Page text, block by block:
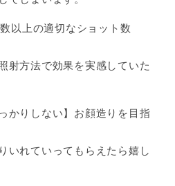
以上の適切なショット数
射方法で効果を実感していた
かりしない】お顔造りを目指
いれていってもらえたら嬉し